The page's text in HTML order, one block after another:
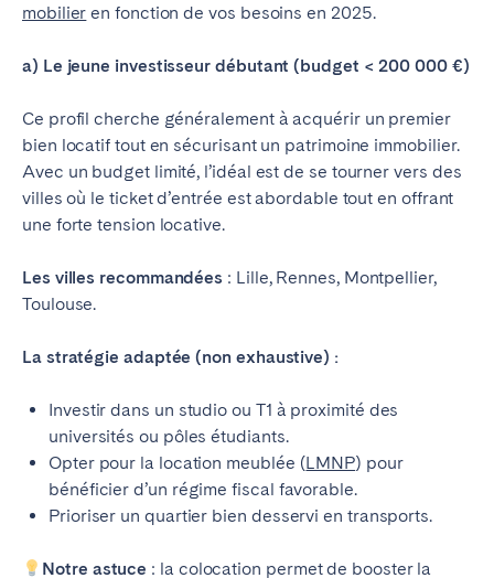
mobilier en fonction de vos besoins en 2025.
a) Le jeune investisseur débutant (budget < 200 000 €)
Ce profil cherche généralement à acquérir un premier
bien locatif tout en sécurisant un patrimoine immobilier.
Avec un budget limité, l’idéal est de se tourner vers des
villes où le ticket d’entrée est abordable tout en offrant
une forte tension locative.
Les villes recommandées : Lille, Rennes, Montpellier,
Toulouse.
La stratégie adaptée (non exhaustive) :
Investir dans un studio ou T1 à proximité des
universités ou pôles étudiants.
Opter pour la location meublée (LMNP) pour
bénéficier d’un régime fiscal favorable.
Prioriser un quartier bien desservi en transports.
Notre astuce : la colocation permet de booster la